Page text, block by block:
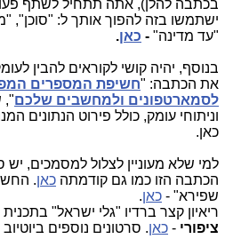
בכתבה להלן), אתה תתחיל לשתף
ישתמשו בזה להפוך אותך ל: "סוכן",
"עד מדינה" - כאן.
בנוסף, יהיה קושי לקוראים להבין
את הכתבה: "חשיפת המספרים
לסמארטפונים ולמחשבים שלכם",
וניתוחי עומק, כולל פירוט הנתונים
כאן.
למי שלא מעוניין לצלול למסמכים, יש
הכתבה הזו כמו גם קודמתה כאן.
שפירא" - כאן.
ריאיון קצר ברדיו "גלי ישראל"
ציפורי - כאן. סרטונים נוספים